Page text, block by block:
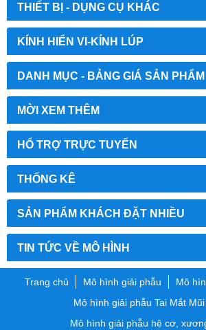
THIẾT BỊ - DỤNG CỤ KHÁC
KÍNH HIỂN VI-KÍNH LÚP
DANH MỤC - BẢNG GIÁ SẢN PHẨM
MỜI XEM THÊM
HỔ TRỢ TRỰC TUYẾN
THỐNG KÊ
SẢN PHẨM KHÁCH ĐẶT NHIỀU
TIN TỨC VỀ MÔ HÌNH
Trang chủ Mô hình giải phẫu
Mô
Mô hình giải phẫu Tai Mắt
Mô hình giải phẫu hệ cơ,